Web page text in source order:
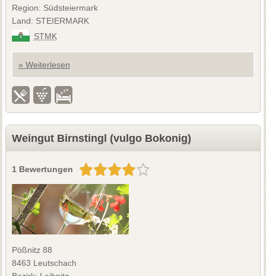
Region: Südsteiermark
Land: STEIERMARK
STMK
» Weiterlesen
Weingut Birnstingl (vulgo Bokonig)
1 Bewertungen
Pößnitz 88
8463 Leutschach